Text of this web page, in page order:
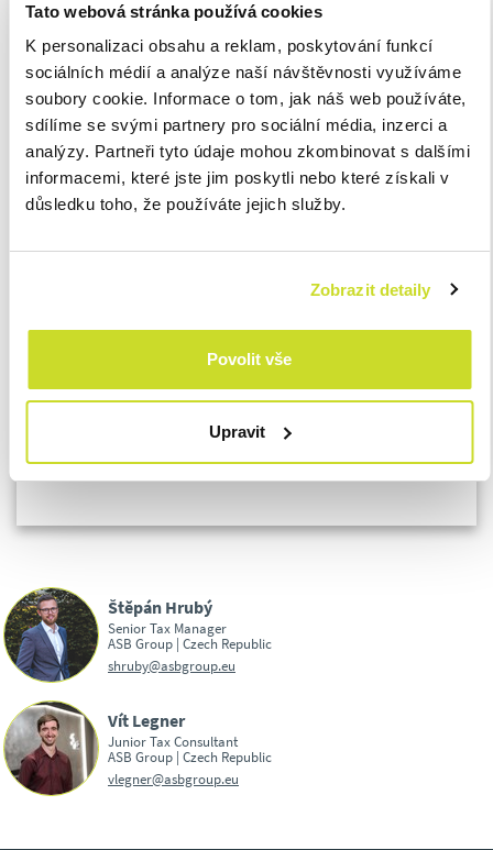
Tato webová stránka používá cookies
K personalizaci obsahu a reklam, poskytování funkcí
sociálních médií a analýze naší návštěvnosti využíváme
soubory cookie. Informace o tom, jak náš web používáte,
sdílíme se svými partnery pro sociální média, inzerci a
analýzy. Partneři tyto údaje mohou zkombinovat s dalšími
informacemi, které jste jim poskytli nebo které získali v
důsledku toho, že používáte jejich služby.
Zobrazit detaily
Povolit vše
Upravit
aplikaci ručení DPH je současně nutné prokázat příjemci
zdanitelného plnění nesplnění znalostního testu. Tuto
podmínku je třeba v každém případě zhodnotit individuálně a
nemůže být paušalizována, jak v tomto případě předjímal
správce daně.
Po zhodnocení ostatních skutečností se NSS ztotožnil s
argumenty Krajského soudu a kasační stížnost shledal
dokázáno, že odběratel mohl nebo měl vědět, že daň nebude
úhrada proběhla na nezveřejněný bankovní účet v registru
důkazní prostředek, např. informace o tom, že se odběratel
dostane do postavení, kdy nemůže daň zaplatit, nebo že
Štěpán Hrubý
Senior Tax Manager
ASB Group | Czech Republic
shruby@asbgroup.eu
Vít Legner
Junior Tax Consultant
ASB Group | Czech Republic
vlegner@asbgroup.eu